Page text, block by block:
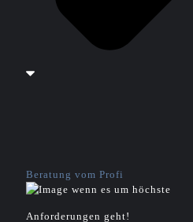
Beratung vom Profi
wenn es um höchste
Anforderungen geht!